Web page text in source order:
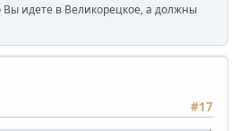
Вы идете в Великорецкое, а должны
#17